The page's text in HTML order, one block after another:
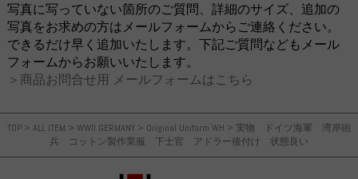
TOP > ALL ITEM > WWII GERMANY > Original Uniform WH > 実物 ドイツ海軍 湾岸砲
兵 コットン製作業服 下士官 アドラー後付け 状態良い
写真に写っていない箇所のご質問、詳細のサイズ、追加の
写真をお求めの方はメールフォームからご連絡ください。
できるだけ早く追加いたします。下記ご質問などもメール
フォームからお願いいたします。
＞商品お問合せ用 メールフォームはこちら